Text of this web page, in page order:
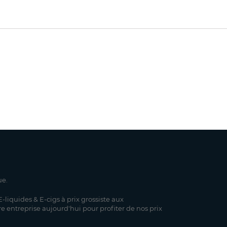
& E-cigs à prix grossiste aux
entreprise aujourd'hui pour profiter de nos prix